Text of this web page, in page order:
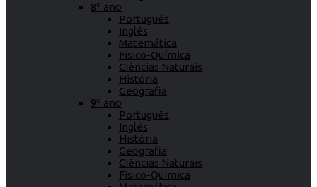
8º ano
Português
Inglês
Matemática
Físico-Química
Ciências Naturais
História
Geografia
9º ano
Português
Inglês
História
Geografia
Ciências Naturais
Físico-Química